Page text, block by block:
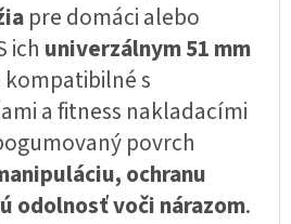
pre domáci alebo
ich univerzálnym 51 mm
s
a fitness nakladacími
povrch
ochranu
odolnosť voči nárazom.